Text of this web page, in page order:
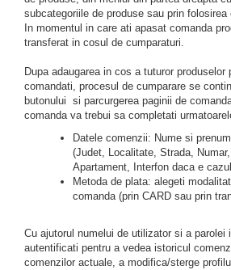
subcategoriile de produse sau prin
In momentul in care ati apasat comanda
transferat in cosul de cumparaturi.
Dupa adaugarea in cos a tuturor produselor
comandati, procesul de cumparare se
butonului si parcurgerea paginii de
comanda va trebui sa completati
Datele comenzii: Nume si
(Judet, Localitate, Strada,
Apartament, Interfon daca e
Metoda de plata: alegeti
comanda (prin CARD sau prin
Cu ajutorul numelui de utilizator si a parolei
autentificati pentru a vedea istoricul
comenzilor actuale, a modifica/sterge